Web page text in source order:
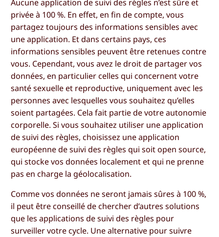
Aucune application de suivi des règles n’est sûre et
privée à 100 %. En effet, en fin de compte, vous
partagez toujours des informations sensibles avec
une application. Et dans certains pays, ces
informations sensibles peuvent être retenues contre
vous. Cependant, vous avez le droit de partager vos
données, en particulier celles qui concernent votre
santé sexuelle et reproductive, uniquement avec les
personnes avec lesquelles vous souhaitez qu’elles
soient partagées. Cela fait partie de votre autonomie
corporelle. Si vous souhaitez utiliser une application
de suivi des règles, choisissez une application
européenne de suivi des règles qui soit open source,
qui stocke vos données localement et qui ne prenne
pas en charge la géolocalisation.
Comme vos données ne seront jamais sûres à 100 %,
il peut être conseillé de chercher d’autres solutions
que les applications de suivi des règles pour
surveiller votre cycle. Une alternative pour suivre